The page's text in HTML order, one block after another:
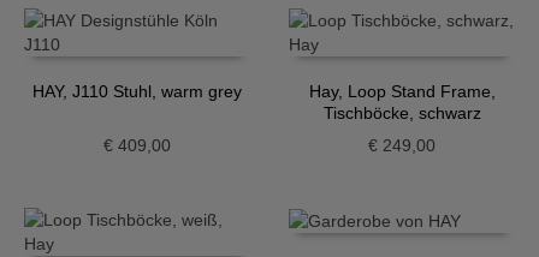
HAY, J110 Stuhl, warm grey
€409,00
Hay, Loop Stand Frame,
Tischböcke, schwarz
€ 249,00